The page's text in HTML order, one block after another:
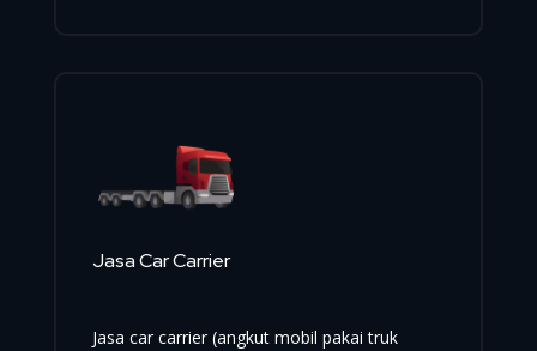
Jasa Car Carrier
Jasa car carrier (angkut mobil pakai truk